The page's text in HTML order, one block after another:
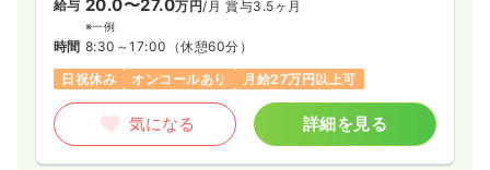
給与 20.0〜27.0万円/月 賞与3.5ヶ月
※一例
時間 8:30～17:00 （休憩60分）
日祝休み
オンコールあり 月給27万円以上可
気になる 詳細を見る